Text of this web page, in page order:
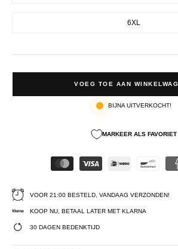
6XL
VOEG TOE AAN
BIJNA UITVERKOCHT!
MARKEER ALS FAVORIET
VOOR 21:00 BESTELD, VANDAAG VERZONDEN!
KOOP NU, BETAAL LATER MET KLARNA
30 DAGEN BEDENKTIJD